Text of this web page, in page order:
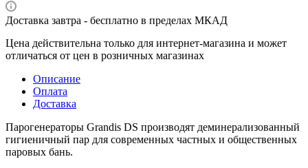
Доставка завтра - бесплатно в пределах МКАД
Цена действительна только для интернет-магазина и может
отличаться от цен в розничных магазинах
Описание
Оплата
Доставка
Парогенераторы Grandis DS производят деминерализованный
гигиеничный пар для современных частных и общественных
паровых бань.